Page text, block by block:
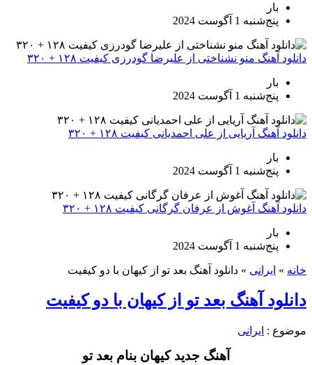
بار
پنج‌شنبه 1 آگوست 2024
دانلود آهنگ منو نشناختی از علیرضا گودرزی کیفیت ۱۲۸ + ۳۲۰
بار
پنج‌شنبه 1 آگوست 2024
دانلود آهنگ آریایی از علی احمدیانی کیفیت ۱۲۸ + ۳۲۰
بار
پنج‌شنبه 1 آگوست 2024
دانلود آهنگ آغوش از عرفان گرگانی کیفیت ۱۲۸ + ۳۲۰
بار
پنج‌شنبه 1 آگوست 2024
خانه » ایرانی » دانلود آهنگ بعد تو از کیهان با دو کیفیت
دانلود آهنگ بعد تو از کیهان با دو کیفیت
موضوع : ایرانی
آهنگ جدید کیهان بنام بعد تو